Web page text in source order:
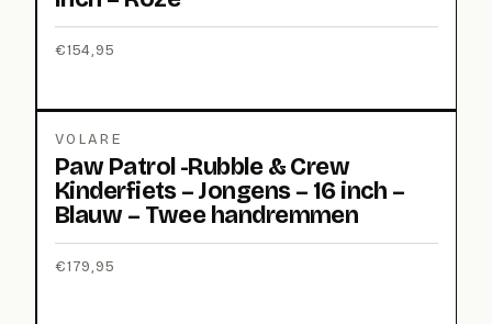
€154,95
VOLARE
Paw Patrol -Rubble & Crew
Kinderfiets – Jongens – 16 inch –
Blauw – Twee handremmen
€179,95